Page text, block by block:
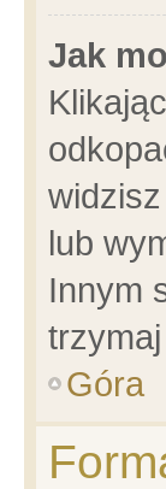
Jak
lub
Innym
Góra